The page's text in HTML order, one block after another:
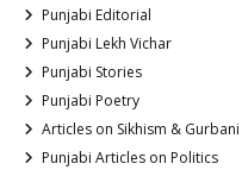
Punjabi Editorial
Punjabi Lekh Vichar
Punjabi Stories
Punjabi Poetry
Articles on Sikhism & Gurbani
Punjabi Articles on Politics